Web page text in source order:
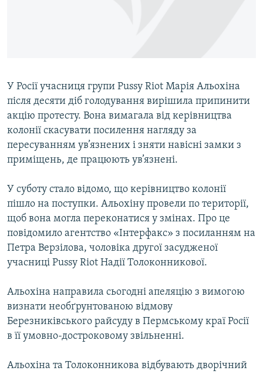
Усі сайти RFE/RL
У Росії учасниця групи Pussy Riot Марія Альохіна
після десяти діб голодування вирішила припинити
акцію протесту. Вона вимагала від керівництва
колонії скасувати посилення нагляду за
пересуванням ув’язнених і зняти навісні замки з
приміщень, де працюють ув’язнені.
У суботу стало відомо, що керівництво колонії
пішло на поступки. Альохіну провели по території,
щоб вона могла переконатися у змінах. Про це
повідомило агентство «Інтерфакс» з посиланням на
Петра Верзілова, чоловіка другої засудженої
учасниці Pussy Riot Надії Толоконникової.
Альохіна направила сьогодні апеляцію з вимогою
визнати необґрунтованою відмову
Березниківського райсуду в Пермському краї Росії
в її умовно-достроковому звільненні.
Альохіна та Толоконникова відбувають дворічний